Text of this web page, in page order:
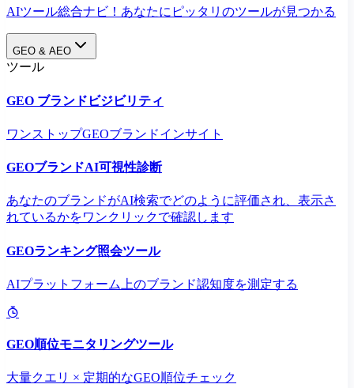
AIツール総合ナビ！あなたにピッタリのツールが見つかる
GEO & AEO
ツール
GEO ブランドビジビリティ
ワンストップGEOブランドインサイト
GEOブランドAI可視性診断
あなたのブランドがAI検索でどのように評価され、表示さ
れているかをワンクリックで確認します
GEOランキング照会ツール
AIプラットフォーム上のブランド認知度を測定する
GEO順位モニタリングツール
大量クエリ × 定期的なGEO順位チェック